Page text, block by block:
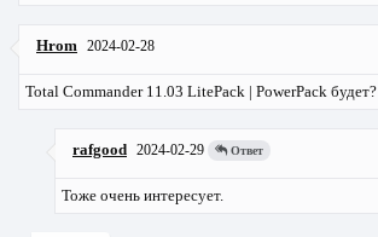
Hrom 2024-02-28
Total Commander 11.03 LitePack | PowerPack будет?
rafgood 2024-02-29 Ответ
Тоже очень интересует.